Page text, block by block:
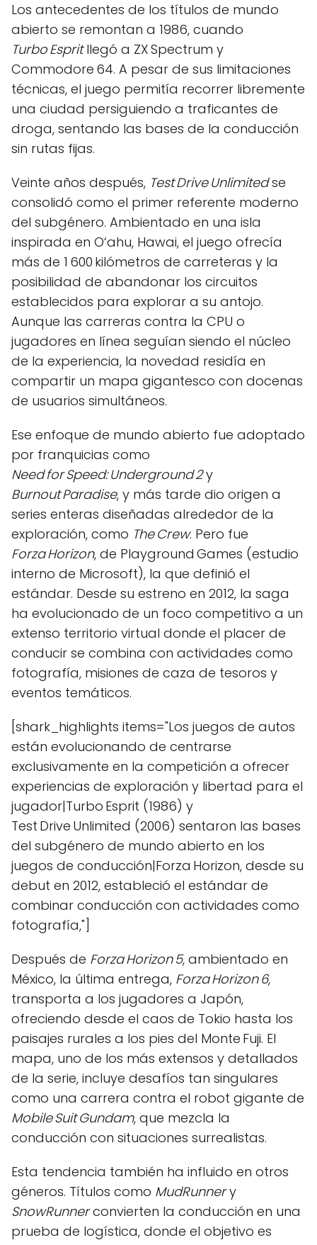
Los antecedentes de los títulos de mundo
abierto se remontan a 1986, cuando
Turbo Espritllegó a ZX Spectrum y
Commodore 64. A pesar de sus limitaciones
técnicas, el juego permitía recorrer libremente
una ciudad persiguiendo a traficantes de
droga, sentando las bases de la conducción
sin rutas fijas.
Veinte años después, Test Drive Unlimitedse
consolidó como el primer referente moderno
del subgénero. Ambientado en una isla
inspirada en O‘ahu, Hawai, el juego ofrecía
más de 1 600 kilómetros de carreteras y la
posibilidad de abandonar los circuitos
establecidos para explorar a su antojo.
Aunque las carreras contra la CPU o
jugadores en línea seguían siendo el núcleo
de la experiencia, la novedad residía en
compartir un mapa gigantesco con docenas
de usuarios simultáneos.
Ese enfoque de mundo abierto fue adoptado
por franquicias como
Need for Speed: Underground 2y
Burnout Paradise, y más tarde dio origen a
series enteras diseñadas alrededor de la
exploración, como The Crew. Pero fue
Forza Horizon, de Playground Games (estudio
interno de Microsoft), la que definió el
estándar. Desde su estreno en 2012, la saga
ha evolucionado de un foco competitivo a un
extenso territorio virtual donde el placer de
conducir se combina con actividades como
fotografía, misiones de caza de tesoros y
eventos temáticos.
[shark_highlights items="Los juegos de autos
están evolucionando de centrarse
exclusivamente en la competición a ofrecer
experiencias de exploración y libertad para el
jugador|Turbo Esprit (1986) y
Test Drive Unlimited (2006) sentaron las bases
del subgénero de mundo abierto en los
juegos de conducción|Forza Horizon, desde su
debut en 2012, estableció el estándar de
combinar conducción con actividades como
fotografía,"]
Después de Forza Horizon 5, ambientado en
México, la última entrega, Forza Horizon 6,
transporta a los jugadores a Japón,
ofreciendo desde el caos de Tokio hasta los
paisajes rurales a los pies del Monte Fuji. El
mapa, uno de los más extensos y detallados
de la serie, incluye desafíos tan singulares
como una carrera contra el robot gigante de
Mobile Suit Gundam, que mezcla la
conducción con situaciones surrealistas.
Esta tendencia también ha influido en otros
géneros. Títulos como MudRunnery
SnowRunnerconvierten la conducción en una
prueba de logística, donde el objetivo es